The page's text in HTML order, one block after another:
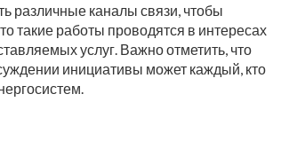
различные каналы связи, чтобы
такие работы проводятся в интересах
услуг. Важно отметить, что
инициативы может каждый, кто